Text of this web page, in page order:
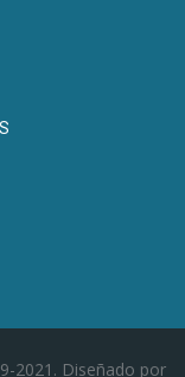
2021. Diseñado por